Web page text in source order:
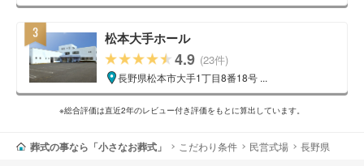
松本大手ホール
4.9 (23件)
長野県松本市大手1丁目8番18号 ...
※総合評価は直近2年のレビュー付き評価をもとに算出しています。
葬式の事なら「小さなお葬式」 こだわり条件 民営式場 長野県